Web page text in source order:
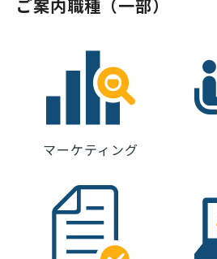
ご案内職種（一部）
マーケティング